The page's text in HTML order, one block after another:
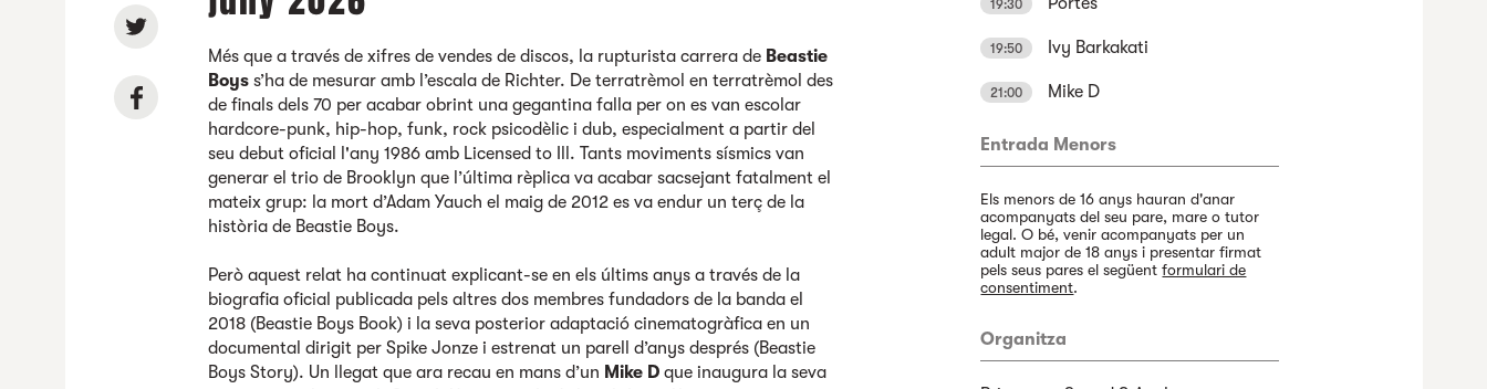
Més que a través de xifres de vendes de discos, la rupturista carrera de Beastie
Boys s’ha de mesurar amb l’escala de Richter. De terratrèmol en terratrèmol des
de finals dels 70 per acabar obrint una gegantina falla per on es van escolar
hardcore-punk, hip-hop, funk, rock psicodèlic i dub, especialment a partir del
seu debut oficial l'any 1986 amb Licensed to Ill. Tants moviments sísmics van
generar el trio de Brooklyn que l’última rèplica va acabar sacsejant fatalment el
mateix grup: la mort d’Adam Yauch el maig de 2012 es va endur un terç de la
història de Beastie Boys.
Però aquest relat ha continuat explicant-se en els últims anys a través de la
biografia oficial publicada pels altres dos membres fundadors de la banda el
2018 (Beastie Boys Book) i la seva posterior adaptació cinematogràfica en un
documental dirigit per Spike Jonze i estrenat un parell d’anys després (Beastie
Boys Story). Un llegat que ara recau en mans d’un Mike D que inaugura la seva
19:30
19:50 Ivy Barkakati
21:00 Mike D
Entrada Menors
Els menors de 16 anys hauran d'anar
acompanyats del seu pare, mare o tutor
legal. O bé, venir acompanyats per un
adult major de 18 anys i presentar firmat
pels seus pares el següentformulari de
consentiment.
Organitza